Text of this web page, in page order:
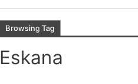
Browsing Tag
Eskana